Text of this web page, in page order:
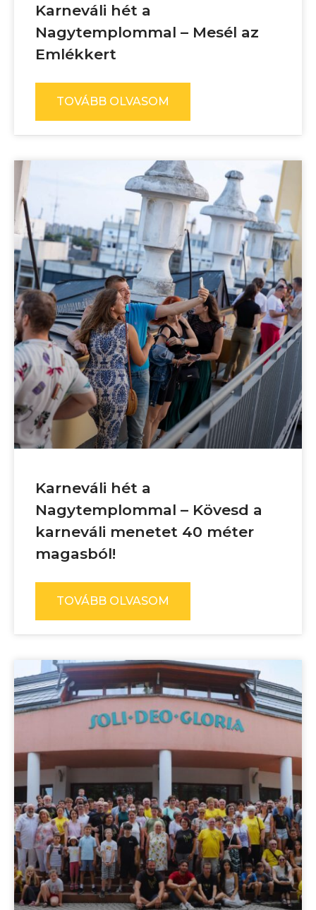
Karneváli hét a
Nagytemplommal – Mesél az
Emlékkert
TOVÁBB OLVASOM
Karneváli hét a
Nagytemplommal – Kövesd a
karneváli menetet 40 méter
magasból!
TOVÁBB OLVASOM